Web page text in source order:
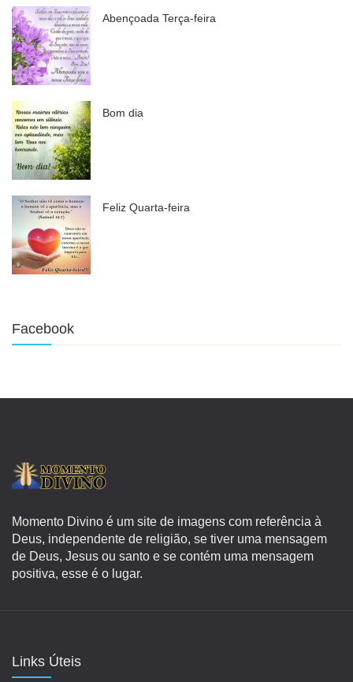
Abençoada Terça-feira
Bom dia
Feliz Quarta-feira
Facebook
Momento Divino é um site de imagens com referência à
Deus, independente de religião, se tiver uma mensagem
de Deus, Jesus ou santo e se contém uma mensagem
positiva, esse é o lugar.
Links Úteis